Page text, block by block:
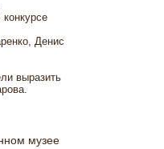
Денис
выразить
музее